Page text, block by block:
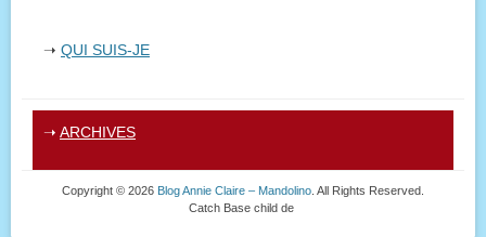
➝ QUI SUIS-JE
➝ ARCHIVES
Copyright © 2026 Blog Annie Claire – Mandolino . All Rights Reserved.
Catch Base child de